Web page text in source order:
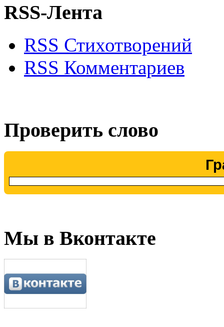
RSS-Лента
RSS Стихотворений
RSS Комментариев
Проверить слово
Мы в Вконтакте